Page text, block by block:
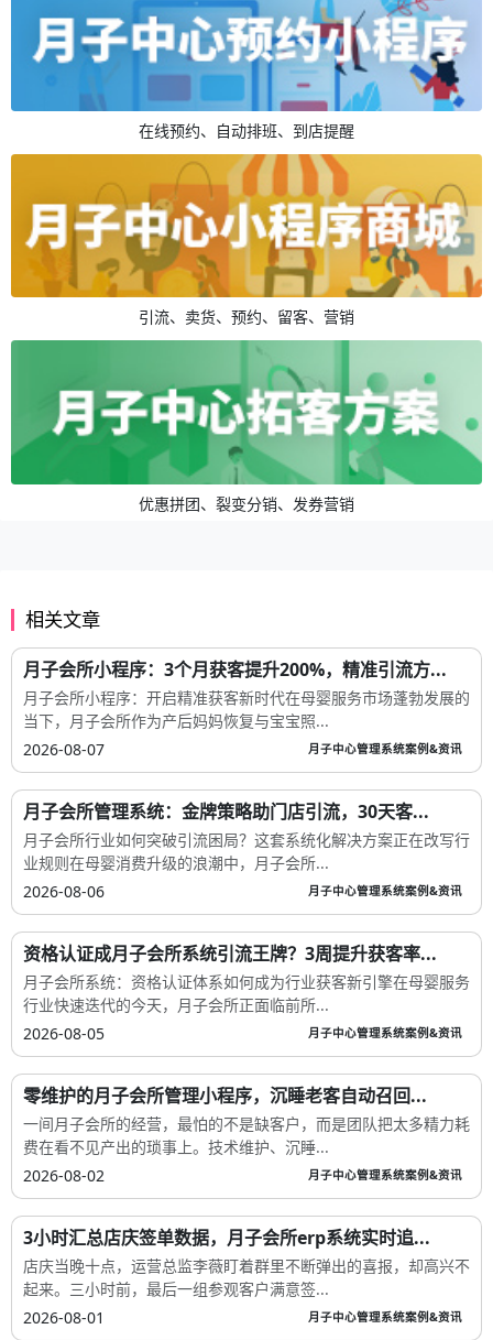
在线预约、自动排班、到店提醒
引流、卖货、预约、留客、营销
优惠拼团、裂变分销、发券营销
相关文章
月子会所小程序：3个月获客提升200%，精准引流方...
月子会所小程序：开启精准获客新时代在母婴服务市场蓬勃发展的
当下，月子会所作为产后妈妈恢复与宝宝照...
2026-08-07
月子中心管理系统案例&资讯
月子会所管理系统：金牌策略助门店引流，30天客...
月子会所行业如何突破引流困局？这套系统化解决方案正在改写行
业规则在母婴消费升级的浪潮中，月子会所...
2026-08-06
月子中心管理系统案例&资讯
资格认证成月子会所系统引流王牌？3周提升获客率...
月子会所系统：资格认证体系如何成为行业获客新引擎在母婴服务
行业快速迭代的今天，月子会所正面临前所...
2026-08-05
月子中心管理系统案例&资讯
零维护的月子会所管理小程序，沉睡老客自动召回...
一间月子会所的经营，最怕的不是缺客户，而是团队把太多精力耗
费在看不见产出的琐事上。技术维护、沉睡...
2026-08-02
月子中心管理系统案例&资讯
3小时汇总店庆签单数据，月子会所erp系统实时追...
店庆当晚十点，运营总监李薇盯着群里不断弹出的喜报，却高兴不
起来。三小时前，最后一组参观客户满意签...
2026-08-01
月子中心管理系统案例&资讯